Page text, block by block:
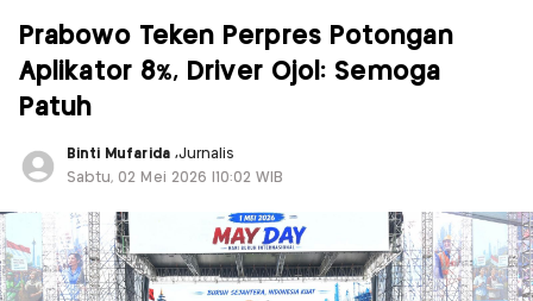
Prabowo Teken Perpres Potongan
Aplikator 8%, Driver Ojol: Semoga
Patuh
Binti Mufarida ,Jurnalis
Sabtu, 02 Mei 2026 |10:02 WIB